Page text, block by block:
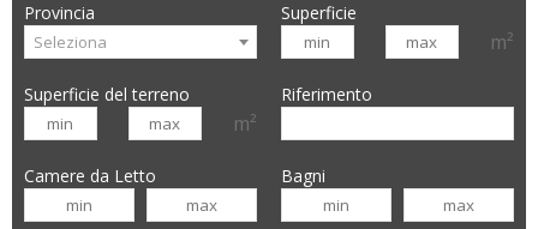
Provincia
Seleziona
Superficie
m²
Superficie del terreno
m²
Riferimento
Camere da Letto Bagni